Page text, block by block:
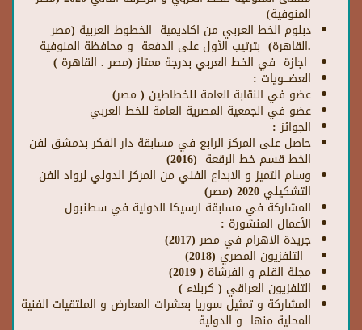
المنوفية)
دبلوم الخط العربي من اكاديمية الخطوط العربية (مصر
.القاهرة) بترتيب الأول على الدفعة و محافظة المنوفية
اجازة في الخط العربي بدرجة ممتاز (مصر . القاهرة )
العضـــويات :
عضو في النقابة العامة للخطاطين ( مصر)
عضو في الجمعية المصرية العامة للخط العربي
الجوائز :
حاصل على المركز الرابع في مسابقة دار الفكر بدمشق لفن
الخط قسم خط الرقعة (2016)
وسام التميز و الابداع الفني من المركز الدولي لرواد الفن
التشكيلي 2020 (مصر)
المشاركة في مسابقة ارسيكا الدولية في سطنبول
الأعمال المنشورة :
جريدة الاهرام في مصر (2017)
التلفزيون المصري (2018)
مجلة القلم و الفرشاة ( 2019)
التلفزيون العراقي ( كربلاء )
المشاركة و تمثيل سوريا بعشرات المعارض و الملتقيات الفنية
المحلية منها و الدولية